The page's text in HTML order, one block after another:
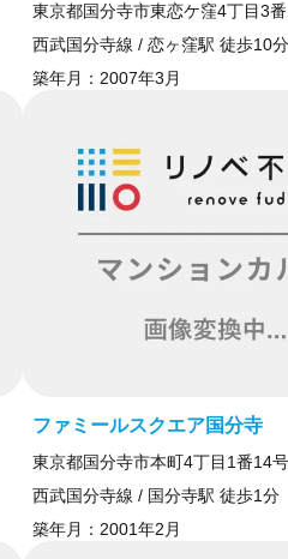
東京都国分寺市東恋ケ窪4丁目3
西武国分寺線 / 恋ヶ窪駅 徒歩10分
築年月： 2007年3月
ファミールスクエア国分寺
東京都国分寺市本町4丁目1番14号
西武国分寺線 / 国分寺駅 徒歩1分
築年月： 2001年2月